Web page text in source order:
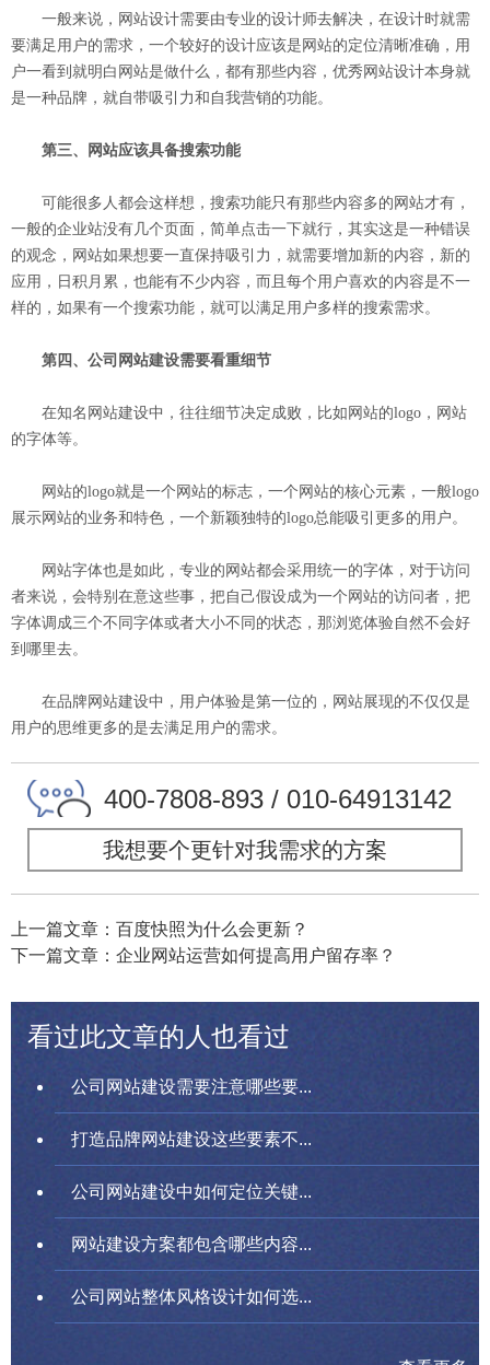
一般来说，网站设计需要由专业的设计师去解决，在设计时就需
要满足用户的需求，一个较好的设计应该是网站的定位清晰准确，用
户一看到就明白网站是做什么，都有那些内容，优秀网站设计本身就
是一种品牌，就自带吸引力和自我营销的功能。
第三、网站应该具备搜索功能
可能很多人都会这样想，搜索功能只有那些内容多的网站才有，
一般的企业站没有几个页面，简单点击一下就行，其实这是一种错误
的观念，网站如果想要一直保持吸引力，就需要增加新的内容，新的
应用，日积月累，也能有不少内容，而且每个用户喜欢的内容是不一
样的，如果有一个搜索功能，就可以满足用户多样的搜索需求。
第四、公司网站建设需要看重细节
在知名网站建设中，往往细节决定成败，比如网站的logo，网站
的字体等。
网站的logo就是一个网站的标志，一个网站的核心元素，一般logo
展示网站的业务和特色，一个新颖独特的logo总能吸引更多的用户。
网站字体也是如此，专业的网站都会采用统一的字体，对于访问
者来说，会特别在意这些事，把自己假设成为一个网站的访问者，把
字体调成三个不同字体或者大小不同的状态，那浏览体验自然不会好
到哪里去。
在品牌网站建设中，用户体验是第一位的，网站展现的不仅仅是
用户的思维更多的是去满足用户的需求。
400-7808-893 / 010-64913142
我想要个更针对我需求的方案
上一篇文章：百度快照为什么会更新？
下一篇文章：企业网站运营如何提高用户留存率？
看过此文章的人也看过
公司网站建设需要注意哪些要...
打造品牌网站建设这些要素不...
公司网站建设中如何定位关键...
网站建设方案都包含哪些内容...
公司网站整体风格设计如何选...